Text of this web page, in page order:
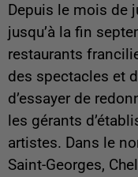
Depuis le mois de
jusqu’à la fin
restaurants
des spectacles et
d’essayer de
les gérants
artistes. Dans le
Saint-Georges,